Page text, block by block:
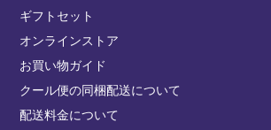
ギフトセット
オンラインストア
お買い物ガイド
クール便の同梱配送について
配送料金について